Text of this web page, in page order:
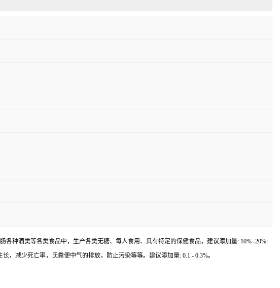
种酒类等各类食品中，生产各类无糖、每人食用、具有特定的保健食品，建议添加量: 10% -20%:
减少死亡率，氏粪便中气的排放，防止污染等等。建议添加量: 0.1 - 0.3%。